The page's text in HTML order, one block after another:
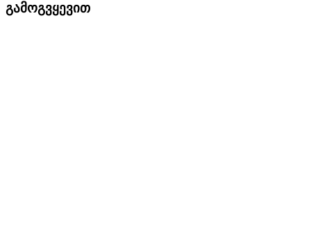
გამოგვყევით